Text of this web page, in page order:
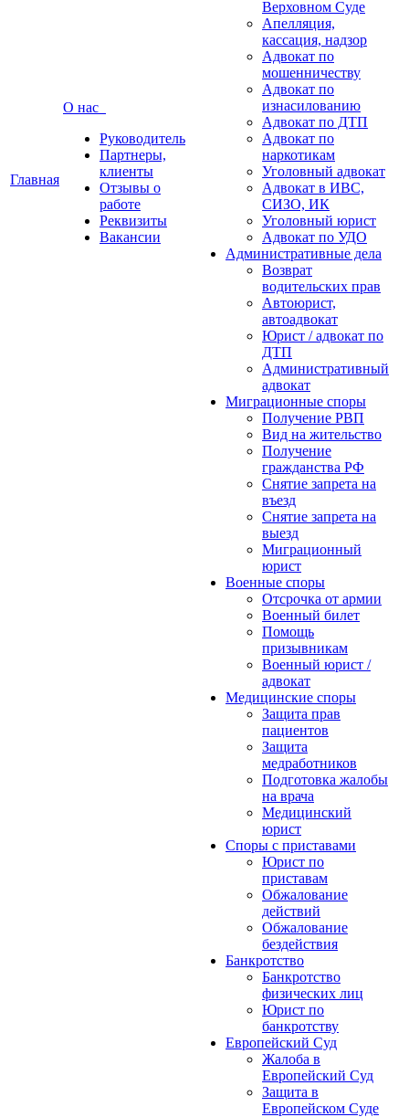
Главная
О нас
Руководитель
Партнеры,
клиенты
Отзывы о
работе
Реквизиты
Вакансии
Верховном Суде
Апелляция,
кассация, надзор
Адвокат по
мошенничеству
Адвокат по
изнасилованию
Адвокат по ДТП
Адвокат по
наркотикам
Уголовный адвокат
Адвокат в ИВС,
СИЗО, ИК
Уголовный юрист
Адвокат по УДО
Административные дела
Возврат
водительских прав
Автоюрист,
автоадвокат
Юрист / адвокат по
ДТП
Административный
адвокат
Миграционные споры
Получение РВП
Вид на жительство
Получение
гражданства РФ
Снятие запрета на
въезд
Снятие запрета на
выезд
Миграционный
юрист
Военные споры
Отсрочка от армии
Военный билет
Помощь
призывникам
Военный юрист /
адвокат
Медицинские споры
Защита прав
пациентов
Защита
медработников
Подготовка жалобы
на врача
Медицинский
юрист
Споры с приставами
Юрист по
приставам
Обжалование
действий
Обжалование
бездействия
Банкротство
Банкротство
физических лиц
Юрист по
банкротству
Европейский Суд
Жалоба в
Европейский Суд
Защита в
Европейском Суде